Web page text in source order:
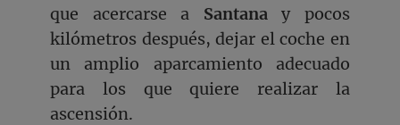
que acercarse a Santanay pocos
kilómetros después, dejar el coche en
un amplio aparcamiento adecuado
para los que quiere realizar la
ascensión.